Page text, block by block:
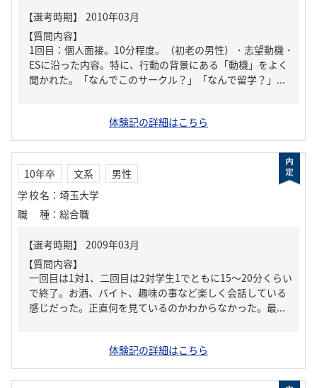
【質問内容】
1回目：個人面接。10分程度。（初老の男性）・志望動機・
ESに沿った内容。特に、行動の背景にある「動機」をよく
聞かれた。「なんでこのサークル？」「なんで留学？」...
体験記の詳細はこちら
10年卒 文系
男性
学校名 ： 埼玉大学
職種 ： 総合職
【質問内容】
一回目は1対1、二回目は2対学生1でともに15～20分くらい
で終了。お酒、バイト、趣味の事など楽しく会話している
感じだった。正直何を見ているのかわからなかった。最...
体験記の詳細はこちら